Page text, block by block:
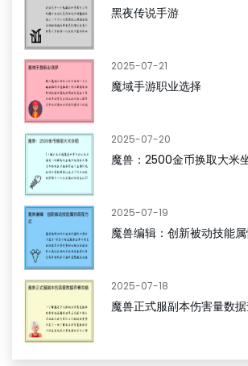
黑夜传说手游
2025-07-21
魔域手游职业选择
2025-07-20
魔兽：2500金币换取大米
2025-07-19
魔兽编辑：创新被动技能
2025-07-18
魔兽正式服副本伤害量数